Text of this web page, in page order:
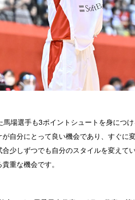
場選手も3ポイントシュートを身につ
自分にとって良い機会であり、すぐに
少しずつでも自分のスタイルを変えて
重な機会です。